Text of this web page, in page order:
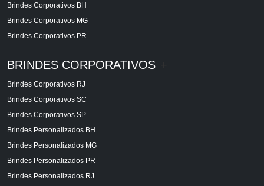
Brindes Corporativos BH
Brindes Corporativos MG
Brindes Corporativos PR
BRINDES CORPORATIVOS
Brindes Corporativos RJ
Brindes Corporativos SC
Brindes Corporativos SP
Brindes Personalizados BH
Brindes Personalizados MG
Brindes Personalizados PR
Brindes Personalizados RJ